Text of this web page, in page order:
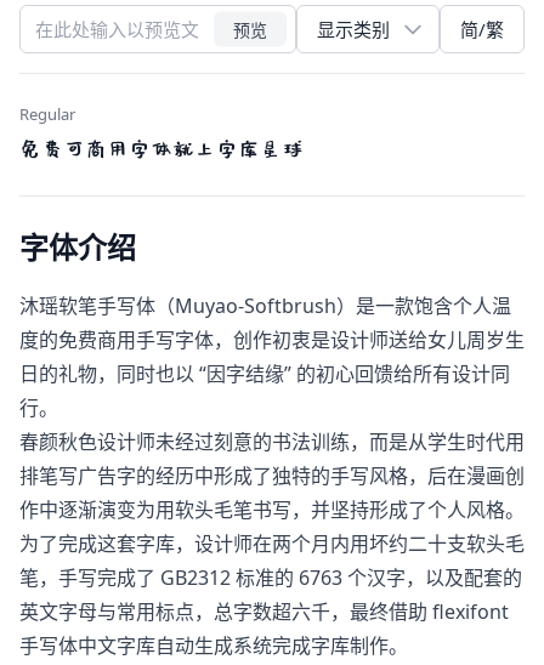
预览 简/繁
Regular
免费可商用字体就上字库星球
字体介绍
沐瑶软笔手写体（Muyao-Softbrush）是一款饱含个人温
度的免费商用手写字体，创作初衷是设计师送给女儿周岁生
日的礼物，同时也以 “因字结缘” 的初心回馈给所有设计同
行。
春颜秋色设计师未经过刻意的书法训练，而是从学生时代用
排笔写广告字的经历中形成了独特的手写风格，后在漫画创
作中逐渐演变为用软头毛笔书写，并坚持形成了个人风格。
为了完成这套字库，设计师在两个月内用坏约二十支软头毛
笔，手写完成了 GB2312 标准的 6763 个汉字，以及配套的
英文字母与常用标点，总字数超六千，最终借助 flexifont
手写体中文字库自动生成系统完成字库制作。